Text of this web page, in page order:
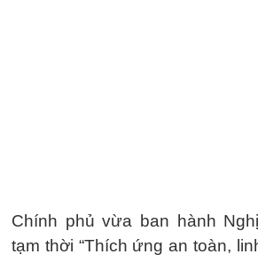
Chính phủ vừa ban hành
tạm thời “Thích ứng an toàn,